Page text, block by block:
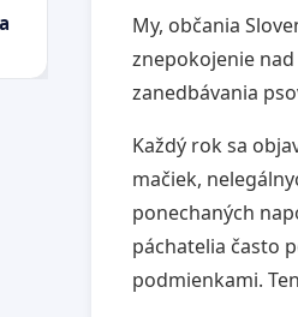
My, občania
znepokojenie
zanedbávania
Každý rok sa
mačiek,
ponechaných
páchatelia často
podmienkami.